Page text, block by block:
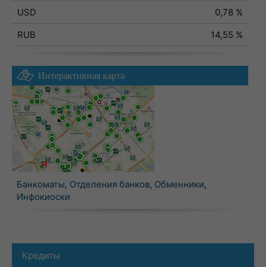
USD
0,78 %
RUB
14,55 %
Интерактивная карта
Банкоматы, Отделения банков, Обменники,
Инфокиоски
Кредиты